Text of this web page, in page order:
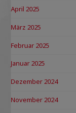
April 2025
März 2025
Februar 2025
Januar 2025
Dezember 2024
November 2024